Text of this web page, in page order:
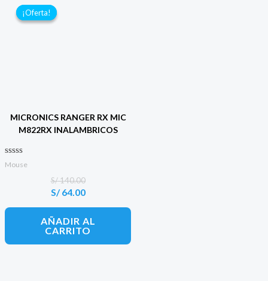
¡Oferta!
¡Oferta!
MICRONICS RANGER RX MIC
M822RX INALAMBRICOS
Valorado con
Mouse
S/140.00
El
original
era:
S/ 140.00.
S/64.00
El
actual
es:
S/ 64.00.
AÑADIR AL
CARRITO